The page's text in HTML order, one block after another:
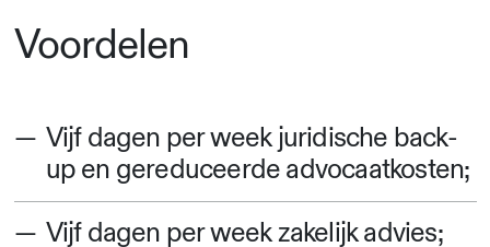
Voordelen
Vijf dagen per week juridische back-
up en gereduceerde advocaatkosten;
Vijf dagen per week zakelijk advies;